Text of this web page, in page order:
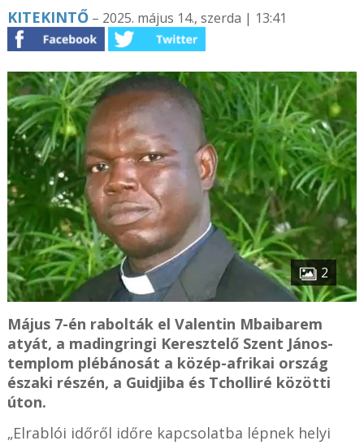
KITEKINTŐ– 2025. május 14., szerda | 13:41
2
Május 7-én rabolták el Valentin Mbaibarem
atyát, a madingringi Keresztelő Szent János-
templom plébánosát a közép-afrikai ország
északi részén, a Guidjiba és Tcholliré közötti
úton.
„Elrablói időről időre kapcsolatba lépnek helyi